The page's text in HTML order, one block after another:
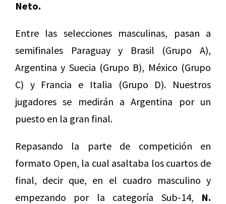
Neto.
Entre las selecciones masculinas, pasan a
semifinales Paraguay y Brasil (Grupo A),
Argentina y Suecia (Grupo B), México (Grupo
C) y Francia e Italia (Grupo D). Nuestros
jugadores se medirán a Argentina por un
puesto en la gran final.
Repasando la parte de competición en
formato Open, la cual asaltaba los cuartos de
final, decir que, en el cuadro masculino y
empezando por la categoría Sub-14, N.